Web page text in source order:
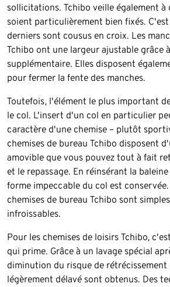
sollicitations. Tchibo veille également à
soient particulièrement bien fixés.
derniers sont cousus en croix. Les
Tchibo ont une largeur ajustable grâce
supplémentaire. Elles disposent
pour fermer la fente des manches.
Toutefois, l'élément le plus important
le col. L'insert d'un col en particulier
caractère d'une chemise – plutôt
chemises de bureau Tchibo disposent
amovible que vous pouvez tout à fait
et le repassage. En réinsérant la baleine
forme impeccable du col est
chemises de bureau Tchibo sont
infroissables.
Pour les chemises de loisirs Tchibo,
qui prime. Grâce à un lavage spécial
diminution du risque de
légèrement délavé sont obtenus. Des